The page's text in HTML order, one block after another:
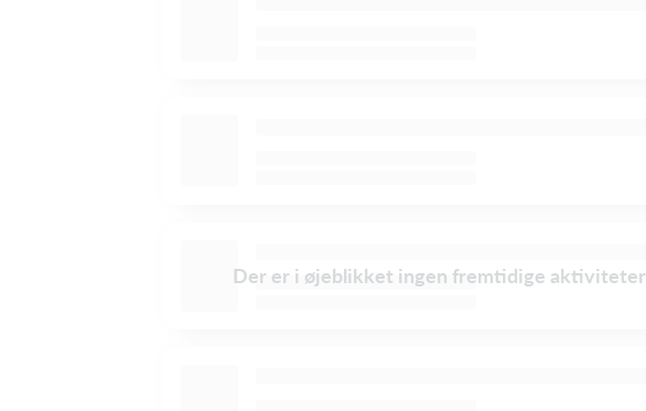
Der er i øjeblikket ingen fremtidige aktiviteter